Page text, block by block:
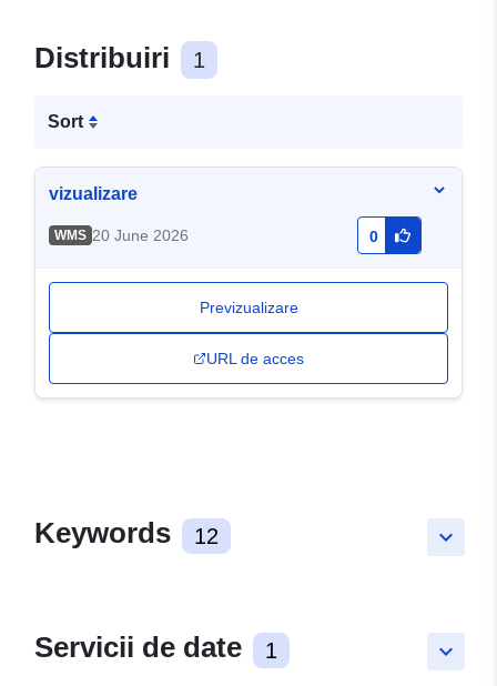
Distribuiri 1
Sort
vizualizare
WMS 20 June 2026 0
Previzualizare
URL de acces
keyboard_arrow_down
Keywords 12
keyboard_arrow_down
Servicii de date 1